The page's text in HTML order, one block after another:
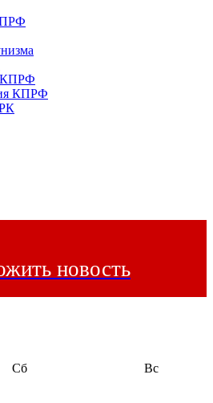
КПРФ
КПРФ
новость
Сб Вс